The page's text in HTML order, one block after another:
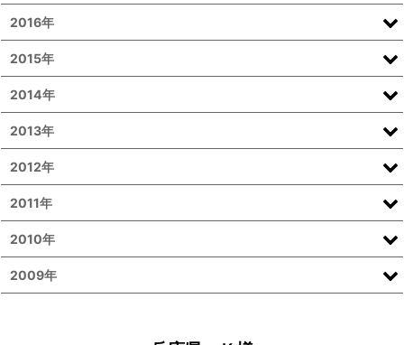
2016年
2015年
2014年
2013年
2012年
2011年
2010年
2009年